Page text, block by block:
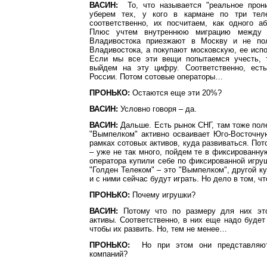
ВАСИН: То, что называется "реальное
уберем тех, у кого в кармане по три
соответственно, их посчитаем, как одного
Плюс учтем внутреннюю миграцию
Владивостока приезжают в Москву и не
Владивостока, а покупают московскую, ее
Если мы все эти вещи попытаемся учесть,
выйдем на эту цифру. Соответственно,
России. Потом сотовые операторы…
ПРОНЬКО: Остаются еще эти 20%?
ВАСИН: Условно говоря – да.
ВАСИН: Дальше. Есть рынок СНГ, там тоже
"Вымпелком" активно осваивает Юго-
рамках сотовых активов, куда развиваться.
– уже не так много, пойдем те в
оператора купили себе по фиксированной
"Голден Телеком" – это "Вымпелком", другой
и с ними сейчас будут играть. Но дело в том,
ПРОНЬКО: Почему игрушки?
ВАСИН: Потому что по размеру для них
активы. Соответственно, в них еще надо будет
чтобы их развить. Но, тем не менее…
ПРОНЬКО: Но при этом они
компаний?